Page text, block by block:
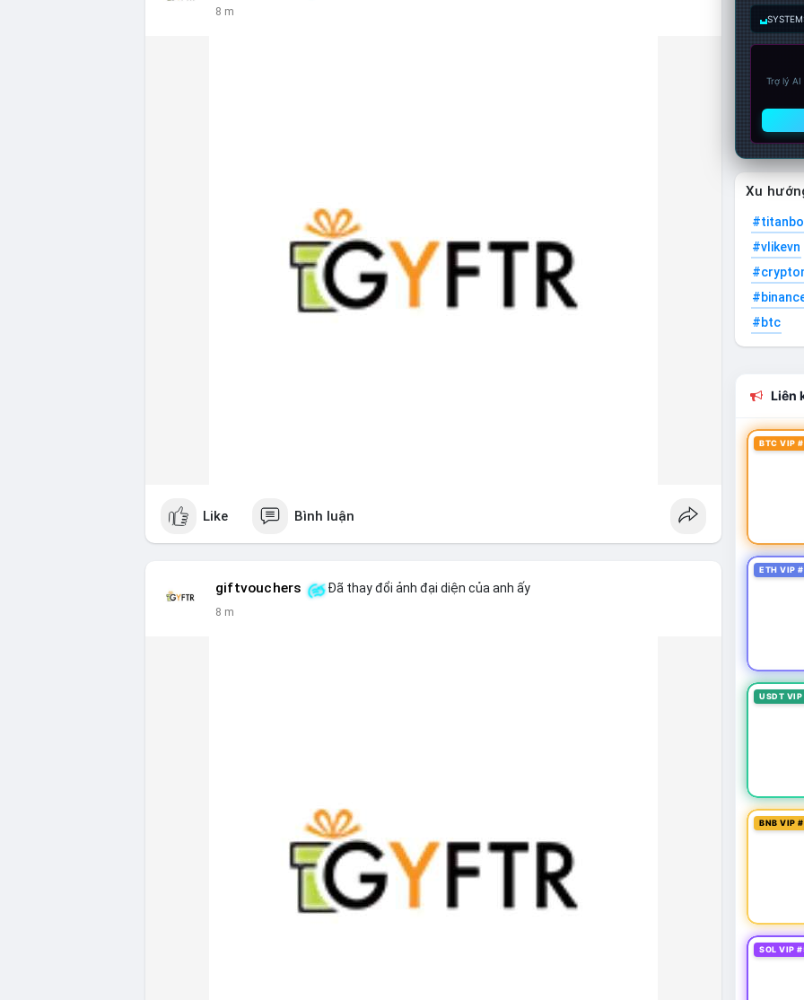
8 m
Like Bình luận
giftvouchers Đã thay đổi ảnh đại diện của anh ấy
8 m
Trợ lý
Xu
#vlikevn
#btc
Liên
BTC VIP
ETH VIP
USDT
BNB VIP
SOL VIP